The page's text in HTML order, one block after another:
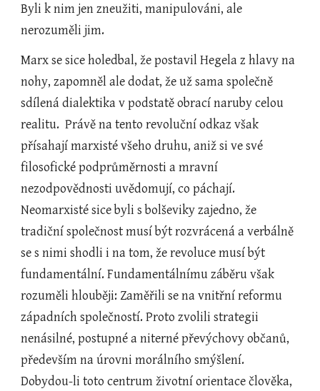
Byli k nim jen zneužiti, manipulováni, ale
nerozuměli jim.
Marx se sice holedbal, že postavil Hegela z hlavy na
nohy, zapomněl ale dodat, že už sama společně
sdílená dialektika v podstatě obrací naruby celou
realitu.  Právě na tento revoluční odkaz však
přísahají marxisté všeho druhu, aniž si ve své
filosofické podprůměrnosti a mravní
nezodpovědnosti uvědomují, co páchají.
Neomarxisté sice byli s bolševiky zajedno, že
tradiční společnost musí být rozvrácená a verbálně
se s nimi shodli i na tom, že revoluce musí být
fundamentální. Fundamentálnímu záběru však
rozuměli hlouběji: Zaměřili se na vnitřní reformu
západních společností. Proto zvolili strategii
nenásilné, postupné a niterné převýchovy občanů,
především na úrovni morálního smýšlení.
Dobydou-li toto centrum životní orientace člověka,